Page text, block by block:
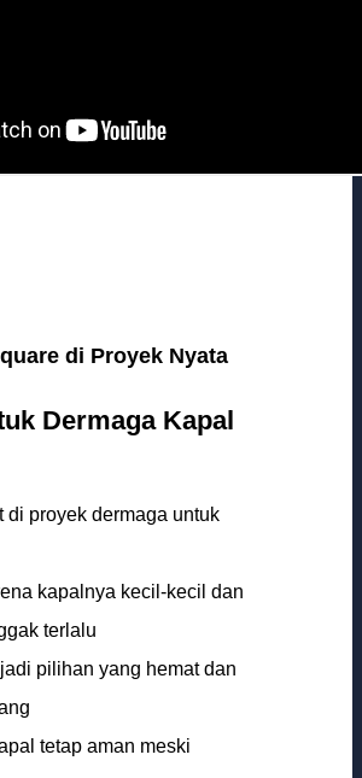
di Proyek Nyata
Dermaga Kapal
di proyek dermaga untuk
kapalnya kecil-kecil dan
terlalu
pilihan yang hemat dan
tetap aman meski